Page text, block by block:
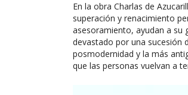
En la obra Charlas de
superación y renacimiento
asesoramiento, ayudan a su
devastado por una sucesión
posmodernidad y la más
que las personas vuelvan a